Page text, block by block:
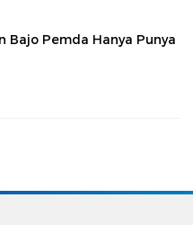
Bajo Pemda Hanya Punya